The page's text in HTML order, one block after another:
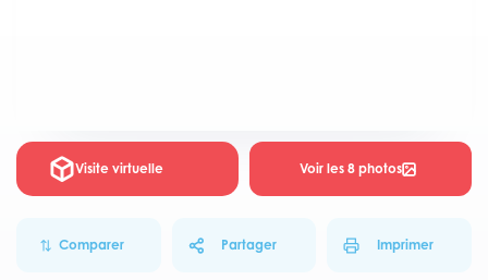
Visite virtuelle Voir les 8 photos
Comparer Partager Imprimer